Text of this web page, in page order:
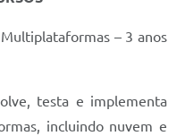
– 3 anos
testa e implementa
incluindo nuvem e